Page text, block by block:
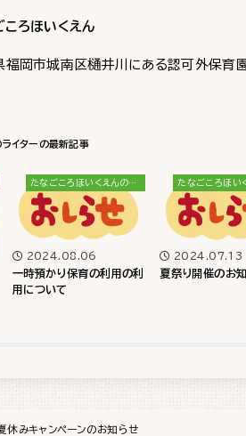
ころほいくえん
福岡市城南区樋井川にある認可外保育
たなごころほいくえんのブログ
2024.08.06
一時預かり保育の利用の利
用について
2024.07.13
夏祭り開催のお
休みキャンペーンのお知らせ